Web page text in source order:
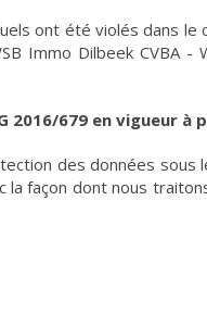
ont été violés dans le
Immo Dilbeek CVBA
679 en vigueur à
des données sous
la façon dont nous